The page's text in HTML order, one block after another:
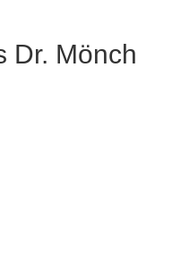
Dr. Mönch